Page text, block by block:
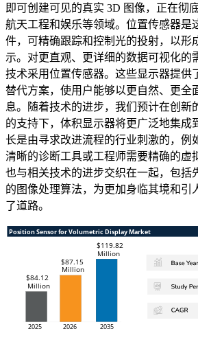
即可创建可见的真实 3D 图像，正在彻
航天工程和娱乐等领域。位置传感器是
件，可精确跟踪和控制光的投射，以形
示。对更直观、更详细的数据可视化的
技术采用位置传感器。这些显示器提供
替代方案，使用户能够以更自然、更全
息。随着技术的进步，我们预计在创新
的支持下，体积显示器将更广泛地集成
长是由寻求改进流程的行业刺激的，例
清晰的诊断工具或工程师需要精确的虚
也与相关技术的进步交织在一起，包括
的图像处理算法，为更加身临其境和引
了道路。